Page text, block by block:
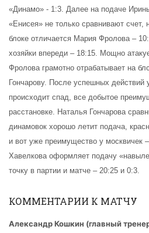
«Динамо» - 1:3. Далее на подаче
«Енисея» не только сравнивают счет,
блоке отличается Мария Фролова –
хозяйки впереди – 18:15. Мощно
Фролова грамотно отрабатывает на
Гончарову. После успешных действий
происходит спад, все добытое
расстановке. Наталья Гончарова
динамовок хорошо летит подача,
и вот уже преимущество у москвичек
Хавелкова оформляет подачу
точку в партии и матче – 20:25 и 0:3.
КОММЕНТАРИИ К МАТЧУ
Александр Кошкин (главный